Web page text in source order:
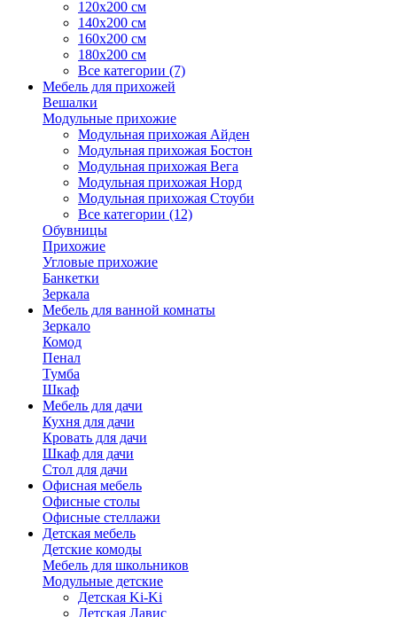
120х200 см
140х200 см
160х200 см
180х200 см
Все категории (7)
Мебель для прихожей
Вешалки
Модульные прихожие
Модульная прихожая Айден
Модульная прихожая Бостон
Модульная прихожая Вега
Модульная прихожая Норд
Модульная прихожая Стоуби
Все категории (12)
Обувницы
Прихожие
Угловые прихожие
Банкетки
Зеркала
Мебель для ванной комнаты
Зеркало
Комод
Пенал
Тумба
Шкаф
Мебель для дачи
Кухня для дачи
Кровать для дачи
Шкаф для дачи
Стол для дачи
Офисная мебель
Офисные столы
Офисные стеллажи
Детская мебель
Детские комоды
Мебель для школьников
Модульные детские
Детская Ki-Ki
Детская Лавис